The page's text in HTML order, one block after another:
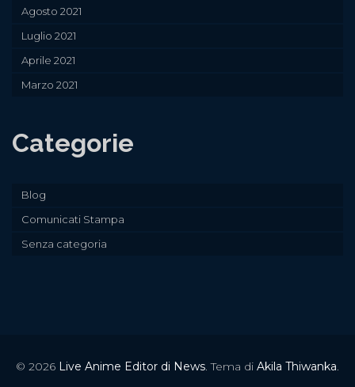
Agosto 2021
Luglio 2021
Aprile 2021
Marzo 2021
Categorie
Blog
Comunicati Stampa
Senza categoria
© 2026 Live Anime Editor di News. Tema di Akila Thiwanka.